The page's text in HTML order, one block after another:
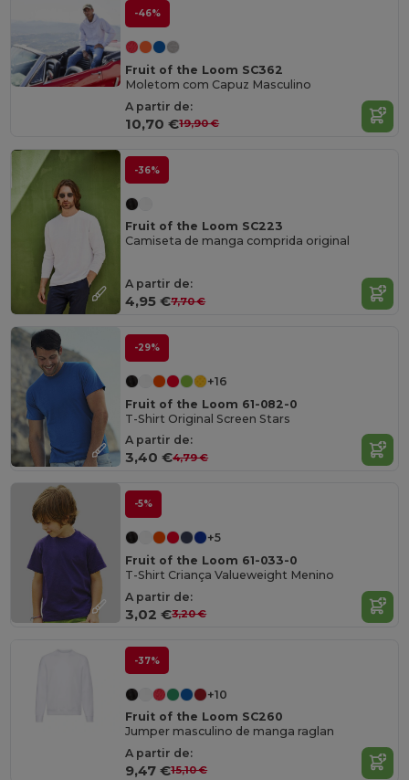
-46%
Fruit of the Loom SC362
Moletom com Capuz Masculino
A partir de:
10,70 €19,90 €
-36%
Fruit of the Loom SC223
Camiseta de manga comprida original
A partir de:
4,95 €7,70 €
-29%
+16
Fruit of the Loom 61-082-0
T-Shirt Original Screen Stars
A partir de:
3,40 €4,79 €
-5%
+5
Fruit of the Loom 61-033-0
T-Shirt Criança Valueweight Menino
A partir de:
3,02 €3,20 €
-37%
+10
Fruit of the Loom SC260
Jumper masculino de manga raglan
A partir de:
9,47 €15,10 €